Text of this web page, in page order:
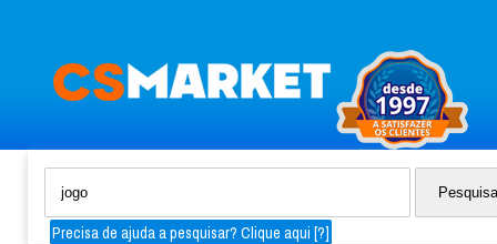
Precisa de ajuda a pesquisar? Clique aqui [?]